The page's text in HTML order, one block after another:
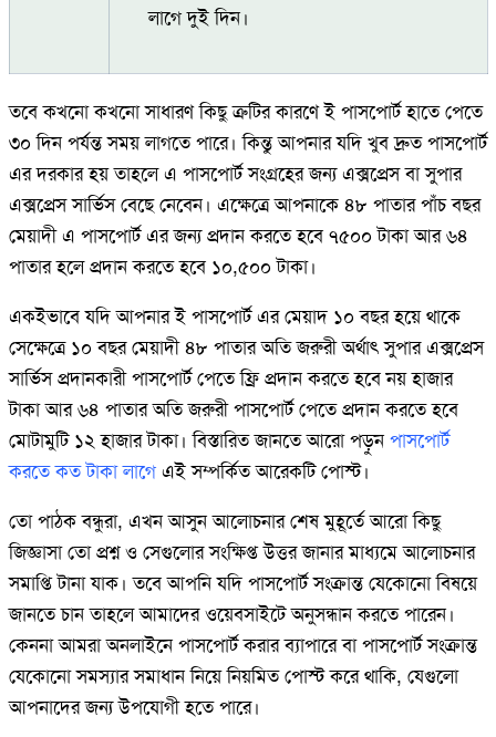
লাগে দুই দিন।
তবে কখনো কখনো সাধারণ কিছু ত্রুটির কারণে ই পাসপোর্ট হাতে পেতে
৩০ দিন পর্যন্ত সময় লাগতে পারে। কিন্তু আপনার যদি খুব দ্রুত পাসপোর্ট
এর দরকার হয় তাহলে এ পাসপোর্ট সংগ্রহের জন্য এক্সপ্রেস বা সুপার
এক্সপ্রেস সার্ভিস বেছে নেবেন। এক্ষেত্রে আপনাকে ৪৮ পাতার পাঁচ বছর
মেয়াদী এ পাসপোর্ট এর জন্য প্রদান করতে হবে ৭৫০০ টাকা আর ৬৪
পাতার হলে প্রদান করতে হবে ১০,৫০০ টাকা।
একইভাবে যদি আপনার ই পাসপোর্ট এর মেয়াদ ১০ বছর হয়ে থাকে
সেক্ষেত্রে ১০ বছর মেয়াদী ৪৮ পাতার অতি জরুরী অর্থাৎ সুপার এক্সপ্রেস
সার্ভিস প্রদানকারী পাসপোর্ট পেতে ফ্রি প্রদান করতে হবে নয় হাজার
টাকা আর ৬৪ পাতার অতি জরুরী পাসপোর্ট পেতে প্রদান করতে হবে
মোটামুটি ১২ হাজার টাকা। বিস্তারিত জানতে আরো পড়ুনপাসপোর্ট
করতে কত টাকা লাগেএই সম্পর্কিত আরেকটি পোস্ট।
তো পাঠক বন্ধুরা, এখন আসুন আলোচনার শেষ মুহূর্তে আরো কিছু
জিজ্ঞাসা তো প্রশ্ন ও সেগুলোর সংক্ষিপ্ত উত্তর জানার মাধ্যমে আলোচনার
সমাপ্তি টানা যাক। তবে আপনি যদি পাসপোর্ট সংক্রান্ত যেকোনো বিষয়ে
জানতে চান তাহলে আমাদের ওয়েবসাইটে অনুসন্ধান করতে পারেন।
কেননা আমরা অনলাইনে পাসপোর্ট করার ব্যাপারে বা পাসপোর্ট সংক্রান্ত
যেকোনো সমস্যার সমাধান নিয়ে নিয়মিত পোস্ট করে থাকি, যেগুলো
আপনাদের জন্য উপযোগী হতে পারে।